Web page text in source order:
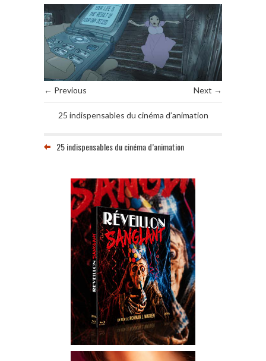
← Previous Next →
25 indispensables du cinéma d’animation
25 indispensables du cinéma d’animation